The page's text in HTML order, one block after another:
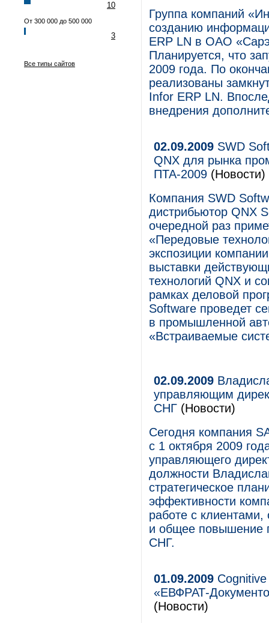
10
От 300 000 до 500 000
3
Все типы сайтов
Группа компаний
созданию
ERP LN в ОАО
Планируется, что
2009 года. По
реализованы
Infor ERP LN.
внедрения
02.09.2009 SWD
QNX для рынка
ПТА-2009 (Новости)
Компания SWD
дистрибьютор QNX
очередной раз
«Передовые
экспозиции
выставки
технологий QNX и
рамках деловой
Software проведет
в промышленной
«Встраиваемые
02.09.2009
управляющим
СНГ (Новости)
Сегодня компания
с 1 октября 2009
управляющего
должности
стратегическое
эффективности
работе с клиентами,
и общее повышение
СНГ.
01.09.2009
«ЕВФРАТ-
(Новости)